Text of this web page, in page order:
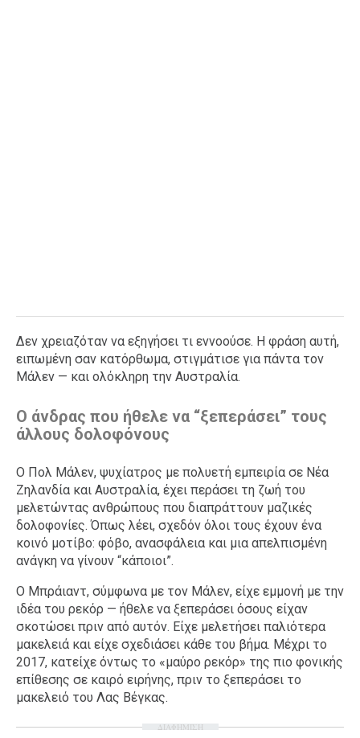
Δεν χρειαζόταν να εξηγήσει τι εννοούσε. Η φράση αυτή,
ειπωμένη σαν κατόρθωμα, στιγμάτισε για πάντα τον
Μάλεν — και ολόκληρη την Αυστραλία.
Ο άνδρας που ήθελε να “ξεπεράσει” τους
άλλους δολοφόνους
Ο Πολ Μάλεν, ψυχίατρος με πολυετή εμπειρία σε Νέα
Ζηλανδία και Αυστραλία, έχει περάσει τη ζωή του
μελετώντας ανθρώπους που διαπράττουν μαζικές
δολοφονίες. Όπως λέει, σχεδόν όλοι τους έχουν ένα
κοινό μοτίβο: φόβο, ανασφάλεια και μια απελπισμένη
ανάγκη να γίνουν “κάποιοι”.
Ο Μπράιαντ, σύμφωνα με τον Μάλεν, είχε εμμονή με την
ιδέα του ρεκόρ — ήθελε να ξεπεράσει όσους είχαν
σκοτώσει πριν από αυτόν. Είχε μελετήσει παλιότερα
μακελειά και είχε σχεδιάσει κάθε του βήμα. Μέχρι το
2017, κατείχε όντως το «μαύρο ρεκόρ» της πιο φονικής
επίθεσης σε καιρό ειρήνης, πριν το ξεπεράσει το
μακελειό του Λας Βέγκας.
ΔΙΑΦΗΜΙΣΗ